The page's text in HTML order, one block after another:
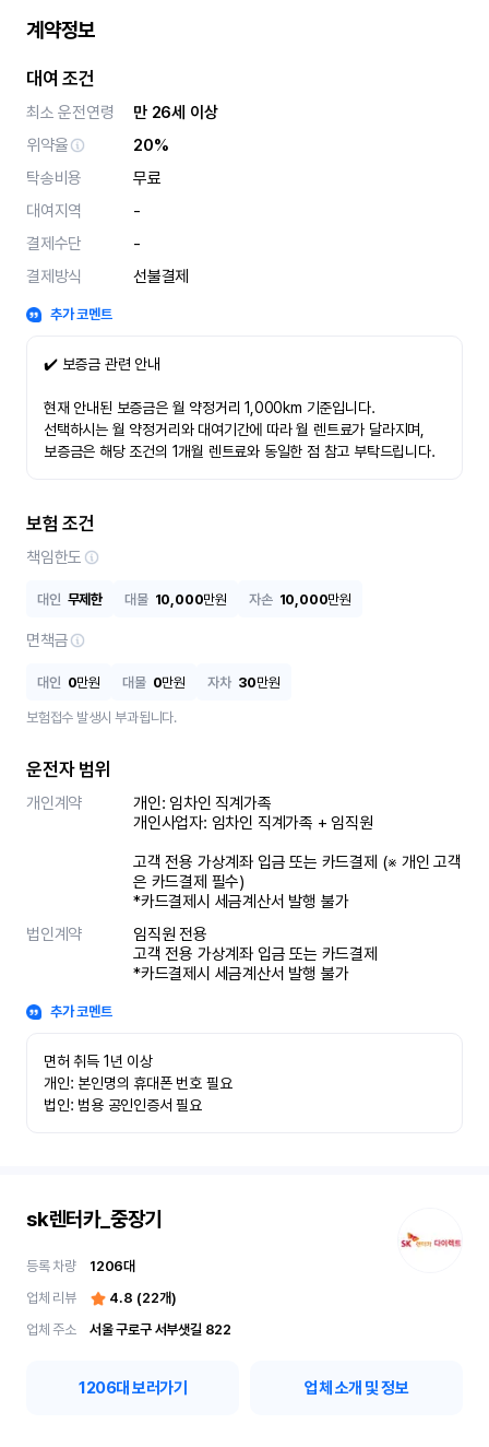
계약정보
대여 조건
최소 운전연령
만 26세 이상
위약율
20%
탁송비용
무료
대여지역
-
결제수단
-
결제방식
선불결제
추가 코멘트
✔️ 보증금 관련 안내
현재 안내된 보증금은 월 약정거리 1,000km 기준입니다.
선택하시는 월 약정거리와 대여기간에 따라 월 렌트료가 달라지며,
보증금은 해당 조건의 1개월 렌트료와 동일한 점 참고 부탁드립니다.
보험 조건
책임한도
대인 무제한 대물 10,000만원 자손 10,000만원
면책금
대인 0만원 대물 0만원 자차 30만원
보험접수 발생시 부과됩니다.
운전자 범위
개인계약
개인: 임차인 직계가족
개인사업자: 임차인 직계가족 + 임직원
고객 전용 가상계좌 입금 또는 카드결제 (※ 개인 고객
은 카드결제 필수)
*카드결제시 세금계산서 발행 불가
법인계약
임직원 전용
고객 전용 가상계좌 입금 또는 카드결제
*카드결제시 세금계산서 발행 불가
추가 코멘트
면허 취득 1년 이상
개인: 본인명의 휴대폰 번호 필요
법인: 범용 공인인증서 필요
sk렌터카_중장기
등록 차량 1206대
업체 리뷰
4.8 (22개)
업체 주소
서울 구로구 서부샛길 822
1206대 보러가기 업체 소개 및 정보